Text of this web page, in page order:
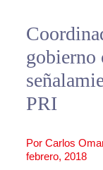
gobierno
PRI
Por Carlos
febrero, 2018